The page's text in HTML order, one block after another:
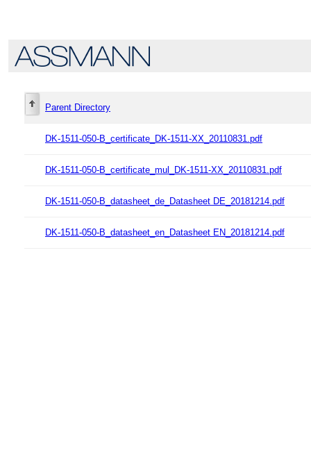
Parent Directory
DK-1511-050-B_certificate_DK-1511-XX_20110831.pdf
DK-1511-050-B_certificate_mul_DK-1511-XX_20110831.pdf
DK-1511-050-B_datasheet_de_Datasheet DE_20181214.pdf
DK-1511-050-B_datasheet_en_Datasheet EN_20181214.pdf